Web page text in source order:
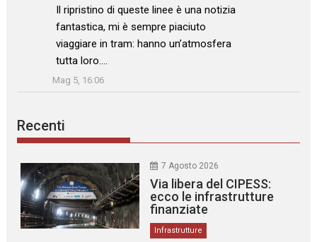
: “
Il ripristino di queste linee è una notizia
fantastica, mi è sempre piaciuto
viaggiare in tram: hanno un’atmosfera
tutta loro.…
”
Mag 5, 16:06
Recenti
7 Agosto 2026
Via libera del CIPESS:
ecco le infrastrutture
finanziate
Infrastrutture